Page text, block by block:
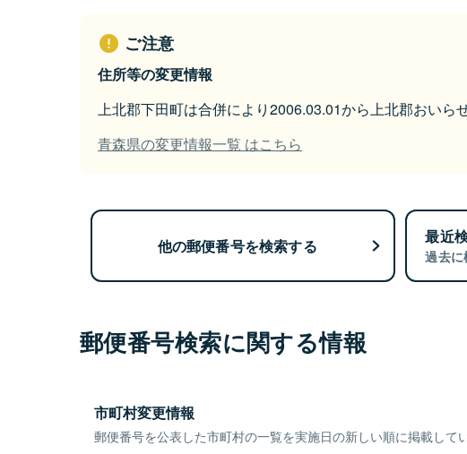
ご注意
住所等の変更情報
上北郡下田町は合併により2006.03.01から上北郡おいら
青森県の変更情報一覧 はこちら
他の郵便番号を検索する 最近
過去に
郵便番号検索に関する情報
市町村変更情報
郵便番号を公表した市町村の一覧を実施日の新しい順に掲載してい